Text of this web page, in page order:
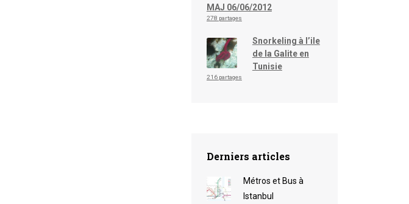
MAJ 06/06/2012
278 partages
Snorkeling à l’ile
de la Galite en
Tunisie
216 partages
Derniers articles
Métros et Bus à
Istanbul